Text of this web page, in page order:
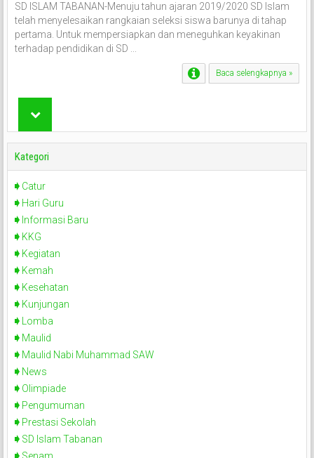
SD ISLAM TABANAN-Menuju tahun ajaran 2019/2020 SD Islam
telah menyelesaikan rangkaian seleksi siswa barunya di tahap
pertama. Untuk mempersiapkan dan meneguhkan keyakinan
terhadap pendidikan di SD ...
Baca selengkapnya »
Kategori
Catur
Hari Guru
Informasi Baru
KKG
Kegiatan
Kemah
Kesehatan
Kunjungan
Lomba
Maulid
Maulid Nabi Muhammad SAW
News
Olimpiade
Pengumuman
Prestasi Sekolah
SD Islam Tabanan
Senam